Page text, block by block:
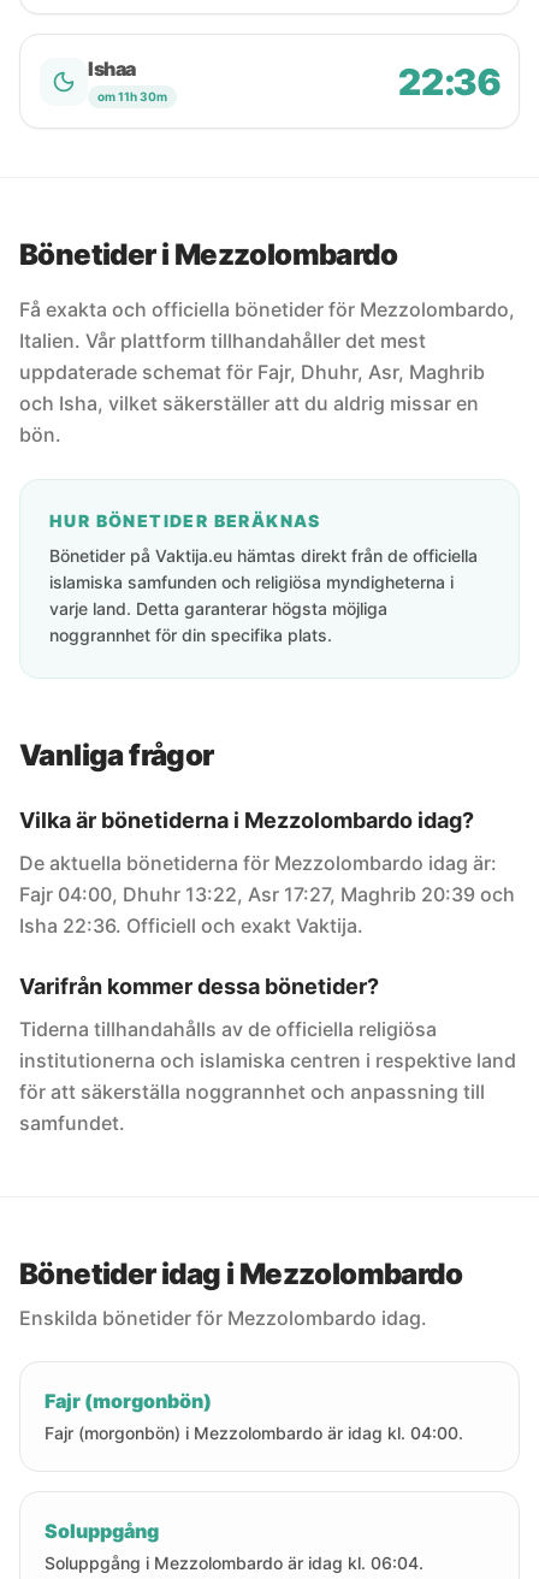
Ishaa
om 11h 30m 22:36
Bönetider i Mezzolombardo
Få exakta och officiella bönetider för Mezzolombardo,
Italien. Vår plattform tillhandahåller det mest
uppdaterade schemat för Fajr, Dhuhr, Asr, Maghrib
och Isha, vilket säkerställer att du aldrig missar en
bön.
HUR BÖNETIDER BERÄKNAS
Bönetider på Vaktija.eu hämtas direkt från de officiella
islamiska samfunden och religiösa myndigheterna i
varje land. Detta garanterar högsta möjliga
noggrannhet för din specifika plats.
Vanliga frågor
Vilka är bönetiderna i Mezzolombardo idag?
De aktuella bönetiderna för Mezzolombardo idag är:
Fajr 04:00, Dhuhr 13:22, Asr 17:27, Maghrib 20:39 och
Isha 22:36. Officiell och exakt Vaktija.
Varifrån kommer dessa bönetider?
Tiderna tillhandahålls av de officiella religiösa
institutionerna och islamiska centren i respektive land
för att säkerställa noggrannhet och anpassning till
samfundet.
Bönetider idag i Mezzolombardo
Enskilda bönetider för Mezzolombardo idag.
Fajr (morgonbön)
Fajr (morgonbön) i Mezzolombardo är idag kl. 04:00.
Soluppgång
Soluppgång i Mezzolombardo är idag kl. 06:04.